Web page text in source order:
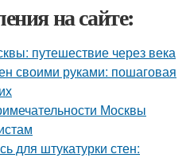
на сайте:
путешествие через века
своими руками: пошаговая
Москвы
для штукатурки стен: